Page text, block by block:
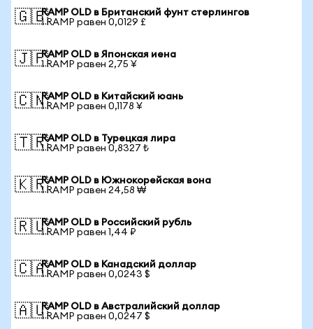
🇬🇧RAMP OLD в Британский фунт стерлингов
1 RAMP равен 0,0129 £
🇯🇵RAMP OLD в Японская иена
1 RAMP равен 2,75 ¥
🇨🇳RAMP OLD в Китайский юань
1 RAMP равен 0,1178 ¥
🇹🇷RAMP OLD в Турецкая лира
1 RAMP равен 0,8327 ₺
🇰🇷RAMP OLD в Южнокорейская вона
1 RAMP равен 24,58 ₩
🇷🇺RAMP OLD в Российский рубль
1 RAMP равен 1,44 ₽
🇨🇦RAMP OLD в Канадский доллар
1 RAMP равен 0,0243 $
🇦🇺RAMP OLD в Австралийский доллар
1 RAMP равен 0,0247 $